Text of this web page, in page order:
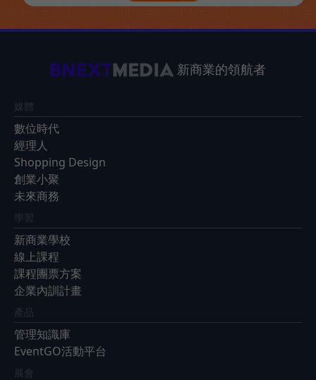
新商業的領航者
媒體
數位時代
經理人
Shopping Design
創業小聚
未來商務
學習
新商業學校
線上課程
課程團票方案
企業內訓計畫
產品
管理知識庫
EventGO活動平台
展會